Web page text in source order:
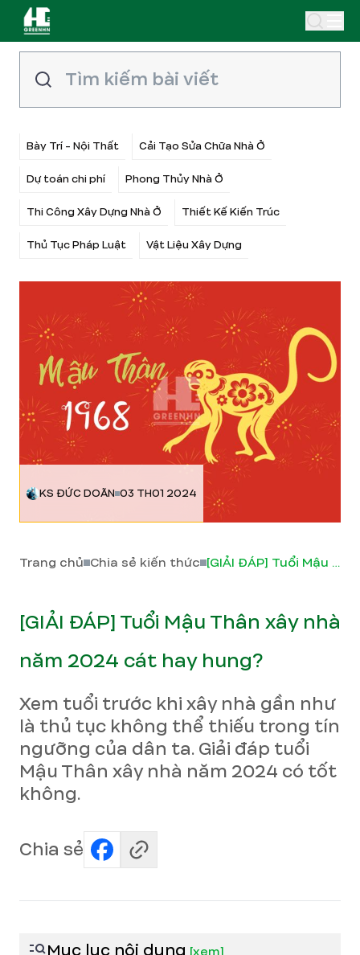
Bày Trí - Nội Thất Cải Tạo Sửa Chữa Nhà Ở
Dự toán chi phí Phong Thủy Nhà Ở
Thi Công Xây Dựng Nhà Ở Thiết Kế Kiến Trúc
Thủ Tục Pháp Luật Vật Liệu Xây Dựng
KS ĐỨC DOÃN 03 TH01 2024
Trang chủ Chia sẻ kiến thức [GIẢI ĐÁP] Tuổi Mậu Thân xây nhà năm 2024 cát hay hung?
[GIẢI ĐÁP] Tuổi Mậu Thân xây nhà
năm 2024 cát hay hung?
Xem tuổi trước khi xây nhà gần như
là thủ tục không thể thiếu trong tín
ngưỡng của dân ta. Giải đáp tuổi
Mậu Thân xây nhà năm 2024 có tốt
không.
Chia sẻ